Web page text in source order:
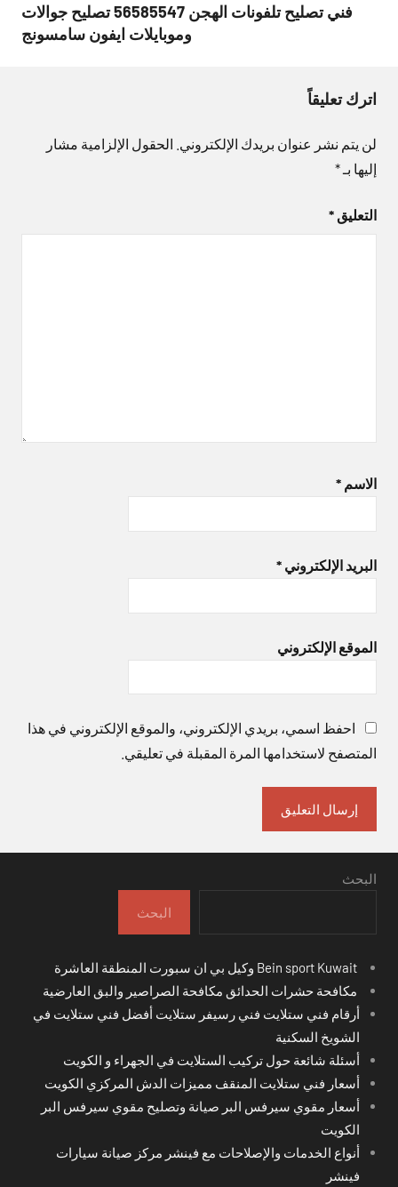
فني تصليح تلفونات الهجن 56585547 تصليح جوالات
وموبايلات ايفون سامسونج
اترك تعليقاً
لن يتم نشر عنوان بريدك الإلكتروني. الحقول الإلزامية مشار
إليها بـ*
التعليق *
الاسم *
البريد الإلكتروني *
الموقع الإلكتروني
احفظ اسمي، بريدي الإلكتروني، والموقع الإلكتروني في هذا
المتصفح لاستخدامها المرة المقبلة في تعليقي.
البحث
البحث
مكافحة حشرات الحدائق مكافحة الصراصير والبق العارضية
أرقام فني ستلايت فني رسيفر ستلايت أفضل فني ستلايت في
الشويخ السكنية
أسئلة شائعة حول تركيب الستلايت في الجهراء و الكويت
أسعار فني ستلايت المنقف مميزات الدش المركزي الكويت
أسعار مقوي سيرفس البر صيانة وتصليح مقوي سيرفس البر
الكويت
أنواع الخدمات والإصلاحات مع فينشر مركز صيانة سيارات
فينشر